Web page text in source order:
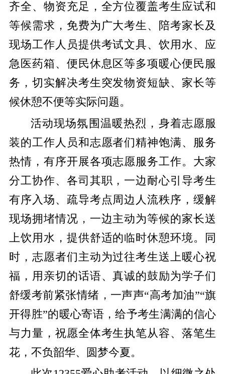
齐全、物资充足，全方位覆盖考生应试和
等候需求，免费为广大考生、陪考家长及
现场工作人员提供考试文具、饮用水、应
急医药箱、便民休息区等多项暖心便民服
务，切实解决考生突发物资短缺、家长等
候休憩不便等实际问题。
活动现场氛围温暖热烈，身着志愿服
装的工作人员和志愿者们精神饱满、服务
热情，有序开展各项志愿服务工作。大家
分工协作、各司其职，一边耐心引导考生
有序入场、疏导考点周边人流秩序，缓解
现场拥堵情况，一边主动为等候的家长送
上饮用水，提供舒适的临时休憩环境。同
时，志愿者们主动为过往考生送上暖心祝
福，用亲切的话语、真诚的鼓励为学子们
舒缓考前紧张情绪，一声声“高考加油”“旗
开得胜”的暖心寄语，给予考生满满的信心
与力量，祝愿全体考生执笔从容、落笔生
花，不负韶华、圆梦今夏。